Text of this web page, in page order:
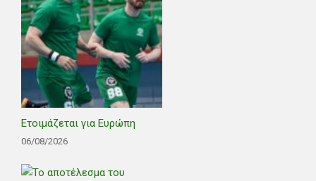
Ετοιμάζεται για Ευρώπη
06/08/2026